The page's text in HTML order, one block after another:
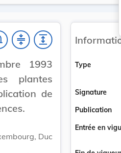
compress expand
1993
plantes
de
Duc
Type
Signature
Publication
Entrée en